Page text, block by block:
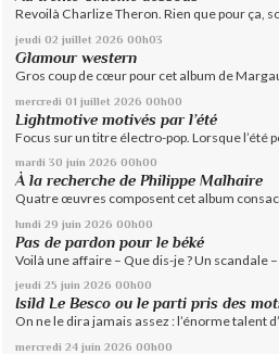
Revoilà Charlize Theron. Rien que pour ça,
jeudi 02 juillet 2026 00h03
Glamour western
Gros coup de cœur pour cet album de
mercredi 01 juillet 2026 00h00
Lightmotive motivés par l’été
Focus sur un titre électro-pop. Lorsque l’été
mardi 30 juin 2026 00h00
À la recherche de Philippe Malhaire
Quatre œuvres composent cet album
lundi 29 juin 2026 00h00
Pas de pardon pour le béké
Voilà une affaire – Que dis-je ? Un scandale –
jeudi 25 juin 2026 00h00
Isild Le Besco ou le parti pris des
On ne le dira jamais assez : l’énorme talent
mercredi 24 juin 2026 00h00